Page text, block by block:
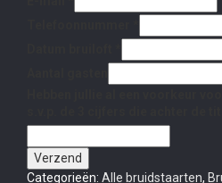
Verzend
Categorieën: Alle bruidstaarten,